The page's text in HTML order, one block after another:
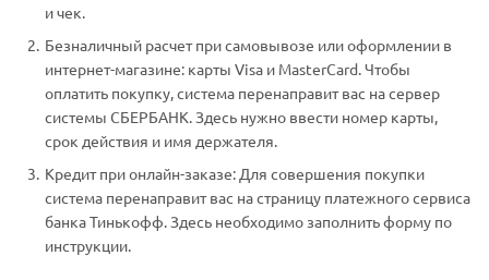
и чек.
Безналичный расчет при самовывозе или оформлении в
интернет-магазине: карты Visa и MasterCard. Чтобы
оплатить покупку, система перенаправит вас на сервер
системы СБЕРБАНК. Здесь нужно ввести номер карты,
срок действия и имя держателя.
Кредит при онлайн-заказе: Для совершения покупки
система перенаправит вас на страницу платежного сервиса
банка Тинькофф. Здесь необходимо заполнить форму по
инструкции.